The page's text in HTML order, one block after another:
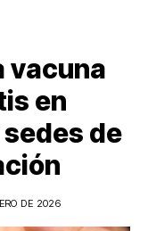
vacuna
en
sedes de
DE 2026